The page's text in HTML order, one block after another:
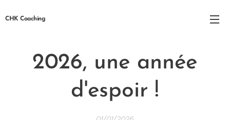
CHK Coaching
2026, une année
d'espoir !